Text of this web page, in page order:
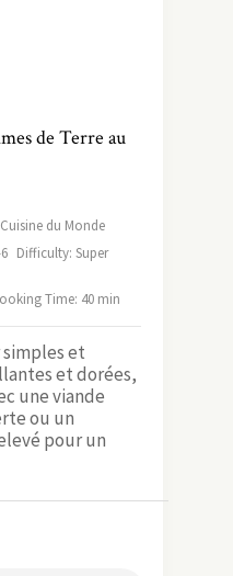
de Terre au
Cuisine du Monde
Difficulty: Super
Time: 40 min
et
et dorées,
une viande
ou un
pour un